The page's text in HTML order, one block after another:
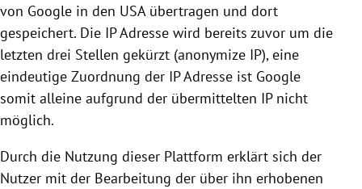
von Google in den USA übertragen und dort
gespeichert. Die IP Adresse wird bereits zuvor um die
letzten drei Stellen gekürzt (anonymize IP), eine
eindeutige Zuordnung der IP Adresse ist Google
somit alleine aufgrund der übermittelten IP nicht
möglich.
Durch die Nutzung dieser Plattform erklärt sich der
Nutzer mit der Bearbeitung der über ihn erhobenen